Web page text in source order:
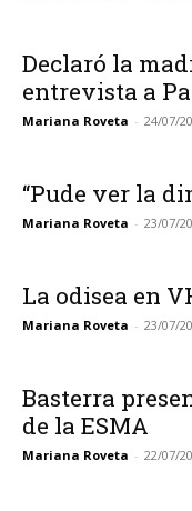
Declaró la
entrevista a
Mariana Roveta - 24/07/
“Pude ver la
Mariana Roveta - 23/07/
La odisea en
Mariana Roveta - 23/07/
Basterra
de la ESMA
Mariana Roveta - 22/07/